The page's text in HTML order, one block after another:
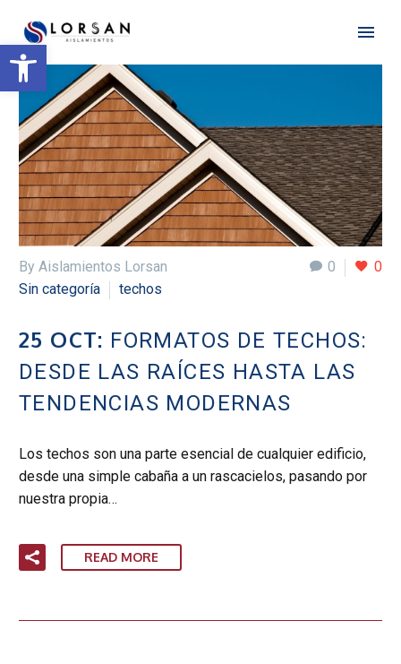
Open toolbar
0 0
By Aislamientos Lorsan
Sin categoría
techos
25 OCT: FORMATOS DE TECHOS:
DESDE LAS RAÍCES HASTA LAS
TENDENCIAS MODERNAS
Los techos son una parte esencial de cualquier edificio,
desde una simple cabaña a un rascacielos, pasando por
nuestra propia…
READ MORE